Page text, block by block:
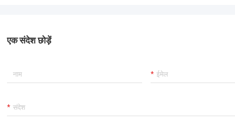
एक संदेश छोड़ें